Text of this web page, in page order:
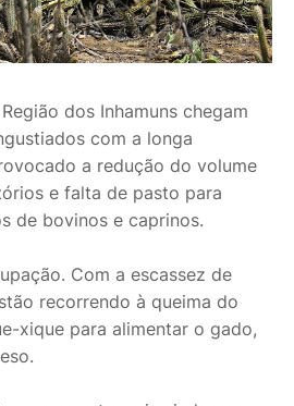
dos Inhamuns chegam
com a longa
a redução do volume
e falta de pasto para
de bovinos e caprinos.
Com a escassez de
recorrendo à queima do
xique para alimentar o gado,